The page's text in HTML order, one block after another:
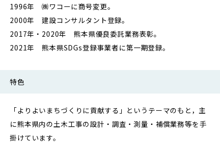
1996年 ㈱ワコーに商号変更。
2000年 建設コンサルタント登録。
2017年・2020年 熊本県優良委託業務表彰。
2021年 熊本県SDGs登録事業者に第一期登録。
特色
「よりよいまちづくりに貢献する」というテーマのもと，主
に熊本県内の土木工事の設計・調査・測量・補償業務等を手
掛けています。